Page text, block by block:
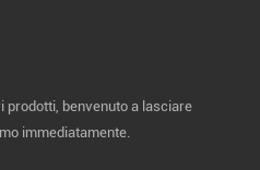
prodotti, benvenuto a lasciare
immediatamente.